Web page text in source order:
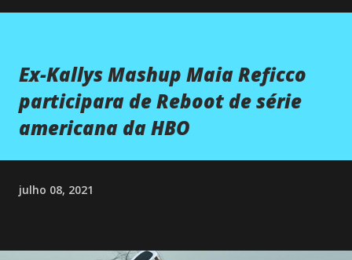
Ex-Kallys Mashup Maia Reficco
participara de Reboot de série
americana da HBO
julho 08, 2021